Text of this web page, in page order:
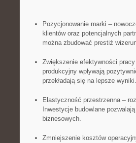
Pozycjonowanie marki –⁤
klientów oraz potencjalnych
można zbudować ‌prestiż
Zwiększenie efektywności
produkcyjny wpływają
przekładają ⁣się⁢ na⁣ lepsze wyniki.
Elastyczność przestrzenna –
Inwestycje ⁤budowlane
biznesowych.
Zmniejszenie kosztów